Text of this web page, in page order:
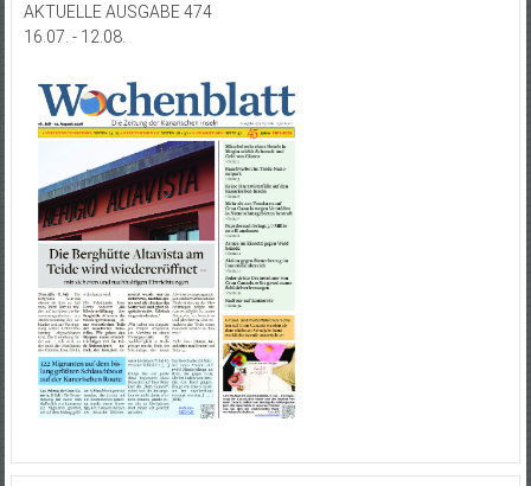
AKTUELLE AUSGABE 474
16.07. - 12.08.